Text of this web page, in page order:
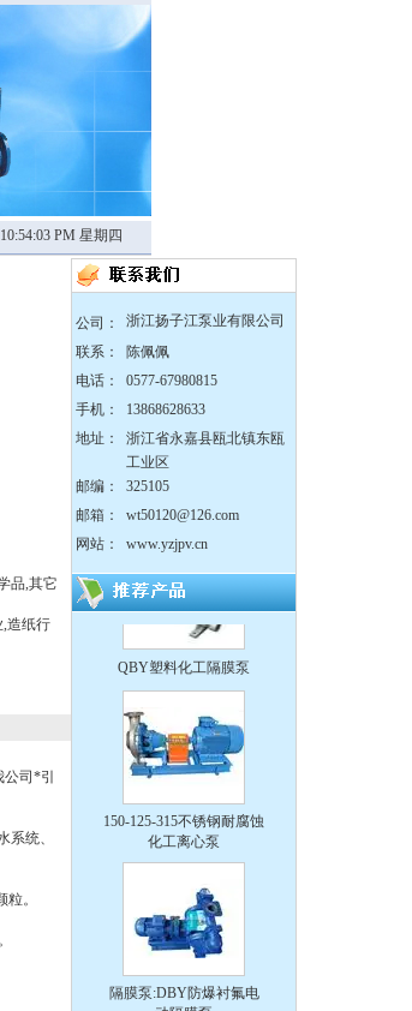
PM 星期四
品,其它
,造纸行
司*引
统、
。
公司：
浙江扬子江泵业有限公司
联系：
陈佩佩
电话：
0577-67980815
手机：
13868628633
地址：
浙江省永嘉县瓯北镇东瓯
工业区
邮编：
325105
邮箱：
wt50120@126.com
网站：
www.yzjpv.cn
DBY304不锈钢电动隔膜
QBY塑料化工隔膜泵
化工离心泵
动隔膜泵